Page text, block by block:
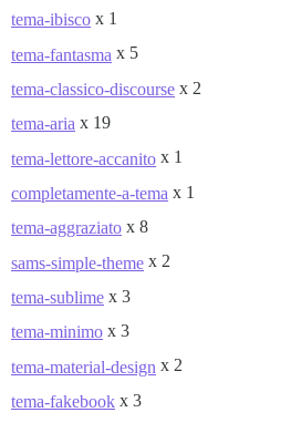
tema-ibisco x 1
tema-fantasma x 5
tema-classico-discourse x 2
tema-aria x 19
tema-lettore-accanito x 1
completamente-a-tema x 1
tema-aggraziato x 8
sams-simple-theme x 2
tema-sublime x 3
tema-minimo x 3
tema-material-design x 2
tema-fakebook x 3